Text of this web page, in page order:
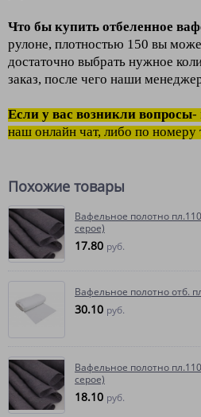
Что бы купить отбеленное
рулоне, плотностью 150 вы
достаточно выбрать нужное
заказ, после чего наши
Если у вас возникли вопросы-
наш онлайн чат, либо по номеру
Похожие товары
Вафельное полотно
серое)
17.80 руб.
Вафельное полотно отб.
30.10 руб.
Вафельное полотно
серое)
18.10 руб.